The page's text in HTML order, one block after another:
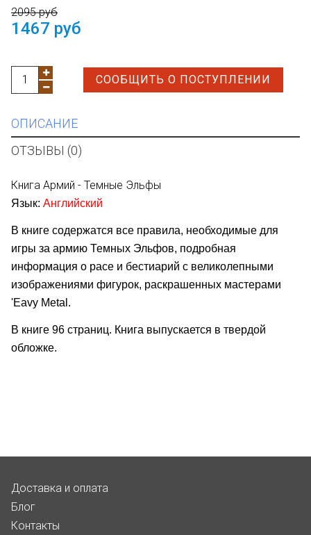
2095 руб
1467 руб
СООБЩИТЬ О ПОСТУПЛЕНИИ
ОПИСАНИЕ
ОТЗЫВЫ (0)
Книга Армий - Темные Эльфы
Язык: Английский
В книге содержатся все правила, необходимые для
игры за армию Темных Эльфов, подробная
информация о расе и бестиарий с великолепными
изображениями фигурок, раскрашенных мастерами
'Eavy Metal.
В книге 96 страниц. Книга выпускается в твердой
обложке.
Доставка и оплата
Блог
Контакты